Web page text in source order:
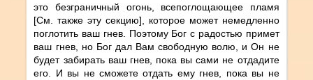
это безграничный огонь, всепоглощающее пламя
[См. также эту секцию], которое может немедленно
поглотить ваш гнев. Поэтому Бог с радостью примет
ваш гнев, но Бог дал Вам свободную волю, и Он не
будет забирать ваш гнев, пока вы сами не отдадите
его. И вы не сможете отдать ему гнев, пока вы не